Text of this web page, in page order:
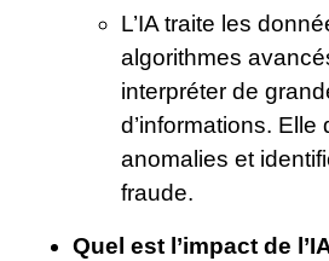
L’IA traite les
algorithmes
interpréter de
d’informations. Elle
anomalies et
fraude.
Quel est l’impact de